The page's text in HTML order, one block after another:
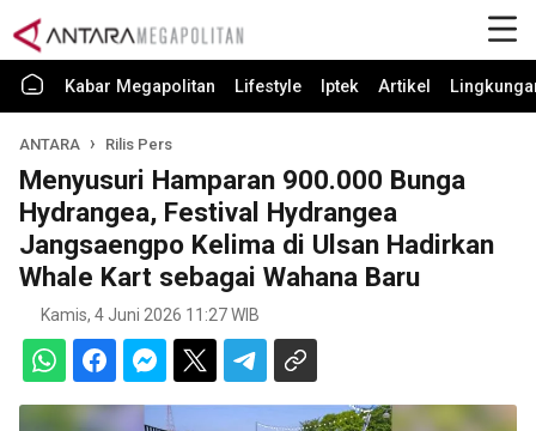
Kabar Megapolitan Lifestyle Iptek Artikel
ANTARA Rilis Pers
Menyusuri Hamparan 900.000 Bunga
Hydrangea, Festival Hydrangea
Jangsaengpo Kelima di Ulsan Hadirkan
Whale Kart sebagai Wahana Baru
Kamis, 4 Juni 2026 11:27 WIB